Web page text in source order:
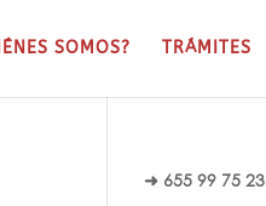
SOMOS? TRÁMITES
➜ 655 99 75 23